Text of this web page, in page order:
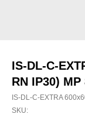
IS-DL-C-
RN IP30) MP
IS-DL-C-EXTRA
SKU: